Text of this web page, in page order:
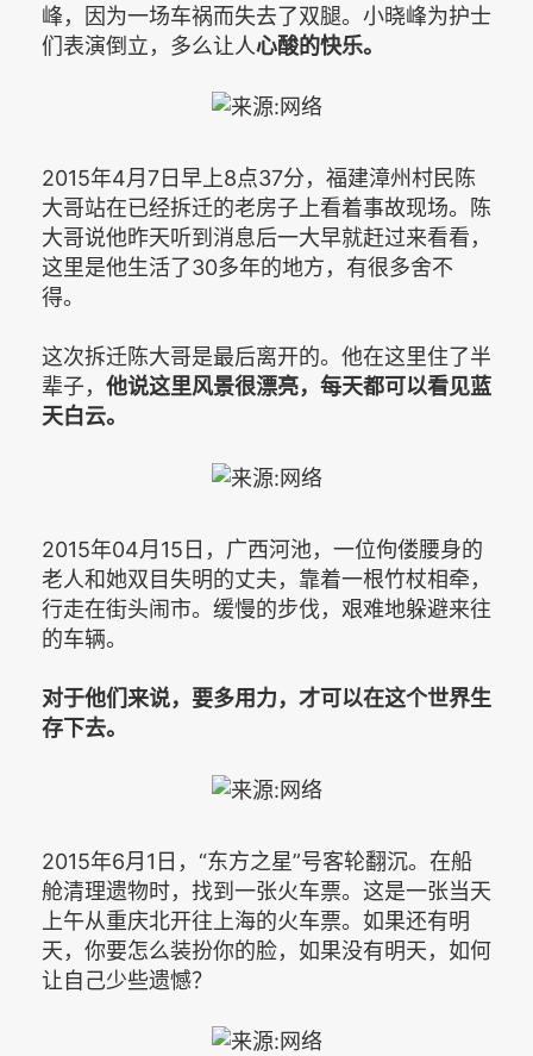
峰，因为一场车祸而失去了双腿。小晓峰为护士
们表演倒立，多么让人心酸的快乐。
2015年4月7日早上8点37分，福建漳州村民陈
大哥站在已经拆迁的老房子上看着事故现场。陈
大哥说他昨天听到消息后一大早就赶过来看看，
这里是他生活了30多年的地方，有很多舍不
得。
这次拆迁陈大哥是最后离开的。他在这里住了半
辈子， 他说这里风景很漂亮，每天都可以看见蓝
天白云。
2015年04月15日，广西河池，一位佝偻腰身的
老人和她双目失明的丈夫，靠着一根竹杖相牵，
行走在街头闹市。缓慢的步伐，艰难地躲避来往
的车辆。
对于他们来说，要多用力，才可以在这个世界生
存下去。
2015年6月1日，“东方之星”号客轮翻沉。在船
舱清理遗物时，找到一张火车票。这是一张当天
上午从重庆北开往上海的火车票。如果还有明
天，你要怎么装扮你的脸，如果没有明天，如何
让自己少些遗憾？